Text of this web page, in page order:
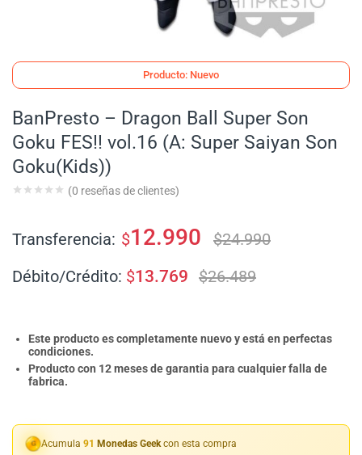
Producto: Nuevo
BanPresto – Dragon Ball Super Son
Goku FES!! vol.16 (A: Super Saiyan Son
Goku(Kids))
(0 reseñas de clientes)
Transferencia: $12.990 $24.990
Débito/Crédito: $13.769 $26.489
Este producto es completamente nuevo y está en perfectas
condiciones.
Producto con 12 meses de garantia para cualquier falla de
fabrica.
Acumula 91 Monedas Geek con esta compra